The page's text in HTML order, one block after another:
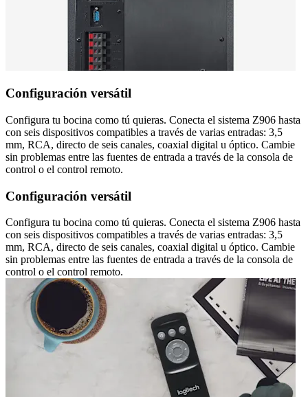
Configuración versátil
Configura tu bocina como tú quieras. Conecta el sistema Z906 hasta
con seis dispositivos compatibles a través de varias entradas: 3,5
mm, RCA, directo de seis canales, coaxial digital u óptico. Cambie
sin problemas entre las fuentes de entrada a través de la consola de
control o el control remoto.
Configuración versátil
Configura tu bocina como tú quieras. Conecta el sistema Z906 hasta
con seis dispositivos compatibles a través de varias entradas: 3,5
mm, RCA, directo de seis canales, coaxial digital u óptico. Cambie
sin problemas entre las fuentes de entrada a través de la consola de
control o el control remoto.